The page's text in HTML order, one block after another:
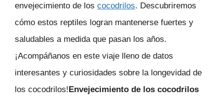
envejecimiento de los cocodrilos. Descubriremos
cómo estos reptiles logran mantenerse fuertes y
saludables a medida que pasan los años.
¡Acompáñanos en este viaje lleno de datos
interesantes y curiosidades sobre la longevidad de
los cocodrilos!Envejecimiento de los cocodrilos